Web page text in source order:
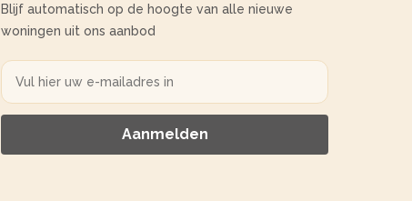
Blijf automatisch op de hoogte van alle nieuwe
woningen uit ons aanbod